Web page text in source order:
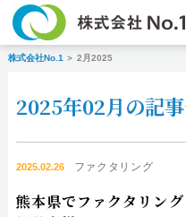
ご契約までの流れ
よくある質問
企業情報
株式会社No.1 2月2025
2025年02月の記
2025.02.26 ファクタリング
熊本県でファクタリン